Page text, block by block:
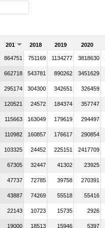
2017 2018 2019 2020
864751 751169 1134277 3818630
662718 543781 890262 3451629
295174 304300 342651 326459
120521 24572 184374 357747
115663 163049 179619 294497
110982 160857 176617 290854
103325 24452 225151 2417709
67305 32447 41302 23925
47737 72785 39758 270391
43887 74269 55518 55416
22143 10723 15735 2926
19000 18513 15946 5397